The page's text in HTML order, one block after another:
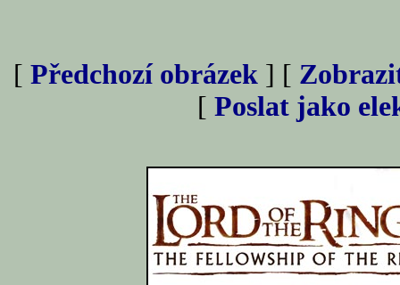
[ Předchozí obrázek ] [
[ Poslat jako